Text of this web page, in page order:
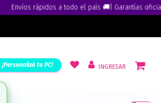
Envíos rápidos a todo el país 🚚| Garantías
¡Personalizá tu PC! INGRESAR